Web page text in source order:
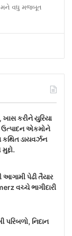
વધુ મજબૂત
કરીને યુરિયા
ઉત્પાદન એકમોને
કથિત ડાયવર્ઝન
આગામી પેઢી તૈયાર
વચ્ચે ભાગીદારી
નિદાન